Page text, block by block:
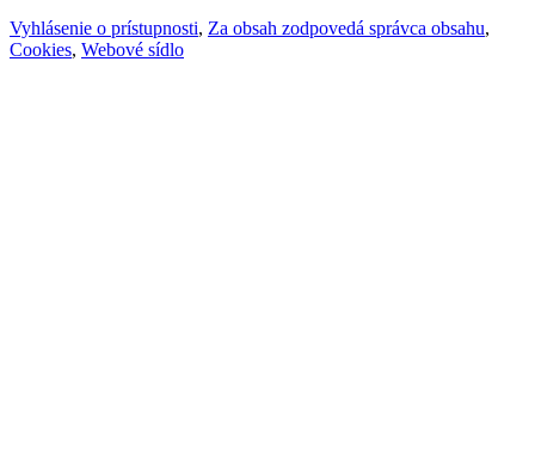
Vyhlásenie o prístupnosti, Za obsah zodpovedá správca obsahu,
Cookies, Webové sídlo